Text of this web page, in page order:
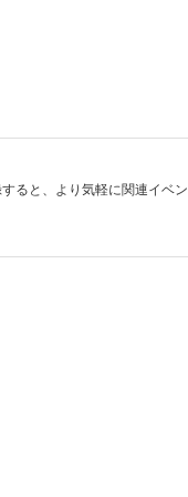
ると、より気軽に関連イベ